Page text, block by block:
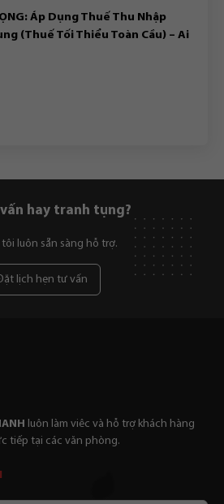
Áp Dụng Thuế Thu Nhập
(Thuế Tối Thiểu Toàn Cầu) – Ai
hay tranh tụng?
tôi luôn sẵn sàng hỗ trợ.
lịch hẹn tư vấn
luôn làm viêc và hỗ trợ khách hàng
tiếp tại các văn phòng.